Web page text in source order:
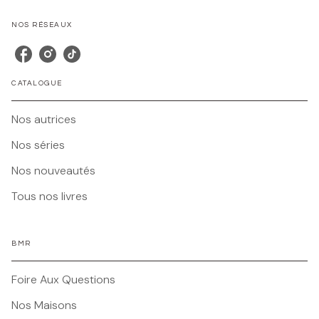
NOS RÉSEAUX
CATALOGUE
Nos autrices
Nos séries
Nos nouveautés
Tous nos livres
BMR
Foire Aux Questions
Nos Maisons